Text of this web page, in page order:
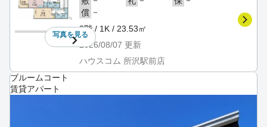
写真を見る
償 －
3階 / 1K / 23.53㎡
2026/08/07 更新
ハウスコム 所沢駅前店
ブルームコート
賃貸アパート